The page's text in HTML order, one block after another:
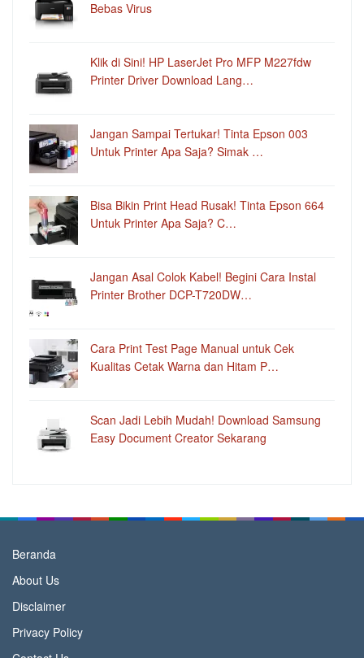
Bebas Virus
Klik di Sini! HP LaserJet Pro MFP M227fdw
Printer Driver Download Lang…
Jangan Sampai Tertukar! Tinta Epson 003
Untuk Printer Apa Saja? Simak …
Bisa Bikin Print Head Rusak! Tinta Epson 664
Untuk Printer Apa Saja? C…
Jangan Asal Colok Kabel! Begini Cara Instal
Printer Brother DCP-T720DW…
Cara Print Test Page Manual untuk Cek
Kualitas Cetak Warna dan Hitam P…
Scan Jadi Lebih Mudah! Download Samsung
Easy Document Creator Sekarang
Beranda
About Us
Disclaimer
Privacy Policy